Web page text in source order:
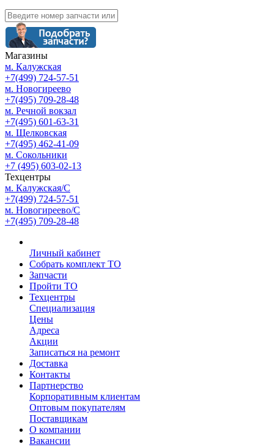
Магазины
м. Калужская
+7(499) 724-57-51
м. Новогиреево
+7(495) 709-28-48
м. Речной вокзал
+7(495) 601-63-31
м. Щелковская
+7(495) 462-41-09
м. Сокольники
+7 (495) 603-02-13
Техцентры
м. Калужская/С
+7(499) 724-57-51
м. Новогиреево/С
+7(495) 709-28-48
Личный кабинет
Собрать комплект ТО
Запчасти
Пройти ТО
Техцентры
Специализация
Цены
Адреса
Акции
Записаться на ремонт
Доставка
Контакты
Партнерство
Корпоративным клиентам
Оптовым покупателям
Поставщикам
О компании
Вакансии